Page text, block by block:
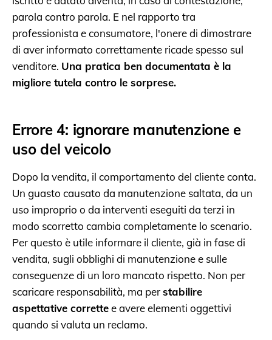
parola contro parola. E nel rapporto tra
professionista e consumatore, l'onere di dimostrare
di aver informato correttamente ricade spesso sul
venditore. Una pratica ben documentata è la
migliore tutela contro le sorprese.
Errore 4: ignorare manutenzione e
uso del veicolo
Dopo la vendita, il comportamento del cliente conta.
Un guasto causato da manutenzione saltata, da un
uso improprio o da interventi eseguiti da terzi in
modo scorretto cambia completamente lo scenario.
Per questo è utile informare il cliente, già in fase di
vendita, sugli obblighi di manutenzione e sulle
conseguenze di un loro mancato rispetto. Non per
scaricare responsabilità, ma perstabilire
aspettative correttee avere elementi oggettivi
quando si valuta un reclamo.